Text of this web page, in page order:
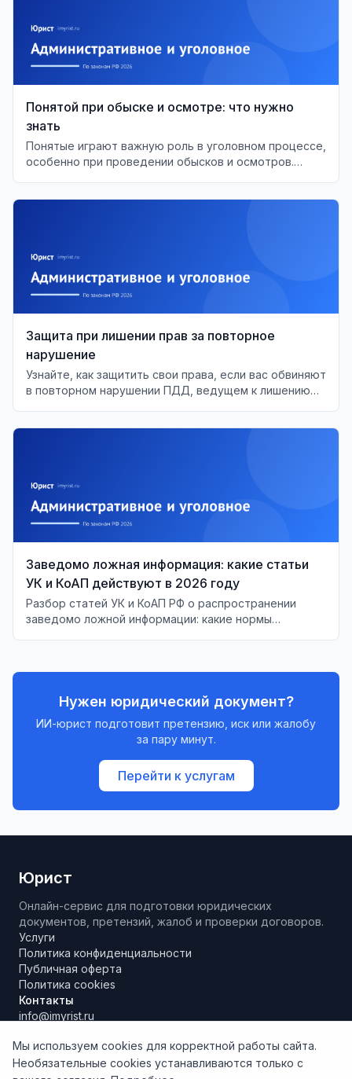
Понятой при обыске и осмотре: что нужно
знать
Понятые играют важную роль в уголовном процессе,
особенно при проведении обысков и осмотров.
Защита при лишении прав за повторное
нарушение
Узнайте, как защитить свои права, если вас обвиняют
в повторном нарушении ПДД, ведущем к лишению
Заведомо ложная информация: какие статьи
УК и КоАП действуют в 2026 году
Разбор статей УК и КоАП РФ о распространении
заведомо ложной информации: какие нормы
Нужен юридический документ?
ИИ-юрист подготовит претензию, иск или жалобу
за пару минут.
Перейти к услугам
Юрист
Онлайн-сервис для подготовки юридических
документов, претензий, жалоб и проверки договоров.
Услуги
Политика конфиденциальности
Публичная оферта
Политика cookies
Контакты
info@imyrist.ru
Мы используем cookies для корректной работы сайта.
Необязательные cookies устанавливаются только с